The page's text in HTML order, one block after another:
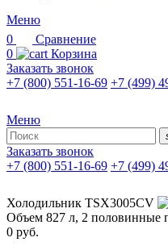
Меню
0
Сравнение
0
Корзина
Заказать звонок
+7 (800) 551-16-69 +7 (499)
Меню
Заказать звонок
+7 (800) 551-16-69 +7 (499)
Холодильник TSX3005CV
Объем 827 л, 2 половинные
0 руб.